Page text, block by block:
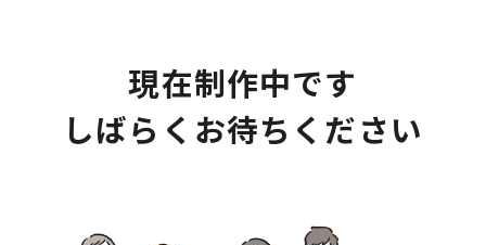
病気のカテゴリー
現在制作中です
しばらくお待ちください